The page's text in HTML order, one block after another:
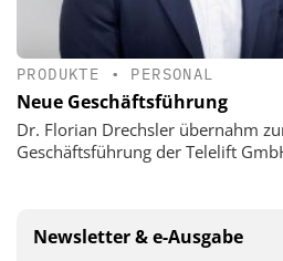
PRODUKTE • PERSONAL
Neue Geschäftsführung
Dr. Florian Drechsler übernahm
Geschäftsführung der Telelift
Newsletter & e-Ausgabe